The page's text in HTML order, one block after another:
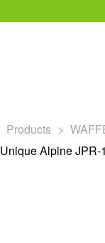
Products >
Unique Alpine JPR-